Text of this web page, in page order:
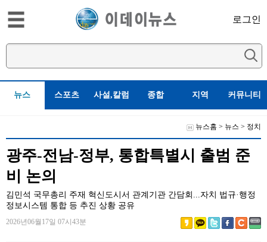
로그인
뉴스 스포츠 사설,칼럼 종합 지역 커뮤니티
뉴스홈 > 뉴스 > 정치
광주-전남-정부, 통합특별시 출범 준
비 논의
김민석 국무총리 주재 혁신도시서 관계기관 간담회...자치 법규·행정
정보시스템 통합 등 추진 상황 공유
2026년06월17일 07시43분